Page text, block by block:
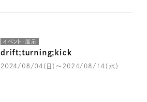
イベント・展示
drift;turning;kick
2024/08/04（日）～2024/08/14（水）